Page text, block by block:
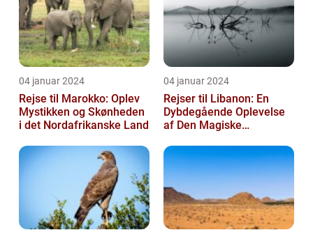
04 januar 2024
Rejse til Marokko: Oplev
Mystikken og Skønheden
i det Nordafrikanske Land
04 januar 2024
Rejser til Libanon: En
Dybdegående Oplevelse
af Den Magiske